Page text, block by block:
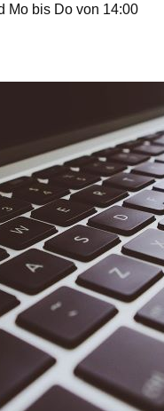
Mo bis Do von 14:00